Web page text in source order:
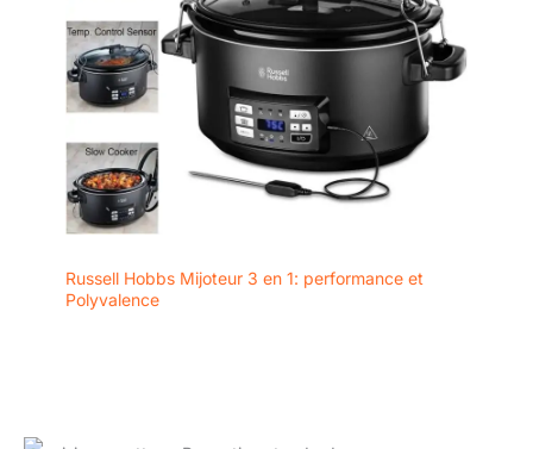
Russell Hobbs Mijoteur 3 en 1: performance et
Polyvalence